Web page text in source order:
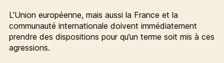
L’Union européenne, mais aussi la France et la
communauté internationale doivent immédiatement
prendre des dispositions pour qu’un terme soit mis à ces
agressions.